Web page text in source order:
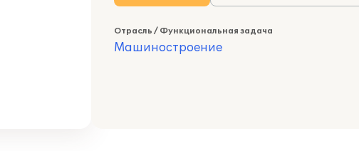
Отрасль / Функциональная задача
Машиностроение